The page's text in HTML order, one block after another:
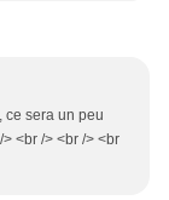
ce sera un peu
<br /> <br /> <br